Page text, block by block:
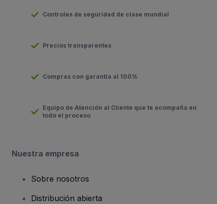
Controles de seguridad de clase mundial
Precios transparentes
Compras con garantía al 100%
Equipo de Atención al Cliente que te acompaña en
todo el proceso
Nuestra empresa
Sobre nosotros
Distribución abierta